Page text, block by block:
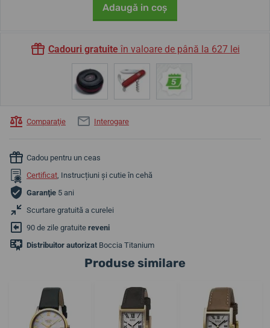
Adaugă in coş
Cadouri gratuiteîn valoare de până la 627 lei
Comparaţie Interogare
Cadou pentru un ceas
Certificat, Instrucțiuni și cutie în cehă
Garanţie 5 ani
Scurtare gratuită a curelei
90 de zile gratuite reveni
Distribuitor autorizat Boccia Titanium
Produse similare